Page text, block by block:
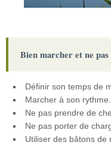
Bien marcher et ne
Définir son temps de
Marcher à son rythme.
Ne pas prendre de
Ne pas porter de
Utiliser des bâtons